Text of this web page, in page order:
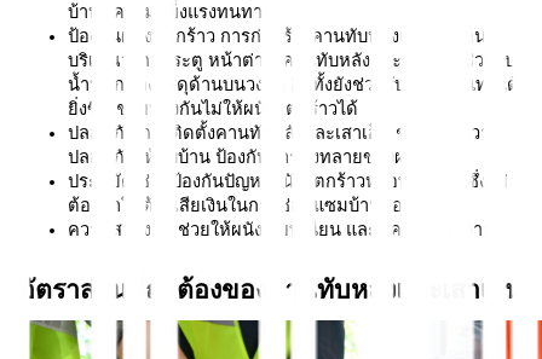
บ้านมีความแข็งแรงทนทาน
ป้องกันผนังแตกร้าว การก่อสร้างคานทับหลังและเสาเอ็นไว้
บริเวณวงกบประตู หน้าต่าง  คานทับหลังและเสาเอ็น ช่วยรับ
น้ำหนักของวัสดุด้านบนวงกบ อีกทั้งยังช่วยรับแรงกระแทกได้ดี
ยิ่งขึ้น ช่วยป้องกันไม่ให้ผนังแตกร้าวได้
ปลอดภัย การติดตั้งคานทับหลังและเสาเอ็น ช่วยเพิ่มความ
ปลอดภัยให้กับบ้าน ป้องกันการพังทลายของผนัง
ประหยัด ช่วยป้องกันปัญหาผนังแตกร้าวหรือพังทลาย ซึ่งไม่
ต้องทำให้ต้องเสียเงินในการซ่อมแซมบ้านบ่อยๆ
ความสวยงาม ช่วยให้ผนังเรียบเนียน และมีความสวยงาม
อัตราส่วนที่ถูกต้องของคานทับหลังและเสาเอ็น